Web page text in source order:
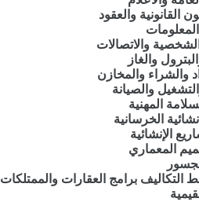
القانونية والعقود
والاتصالات
والغاز
والشراء والمخازن
والصيانة
المهنية
الخرسانية
الإنشائية
المعماري
التكاليف برامج العقارات والممتلكات